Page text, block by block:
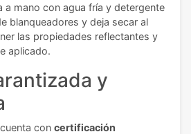
a mano con agua fría y detergente
blanqueadores y deja secar al
las propiedades reflectantes y
aplicado.
y
con certificación